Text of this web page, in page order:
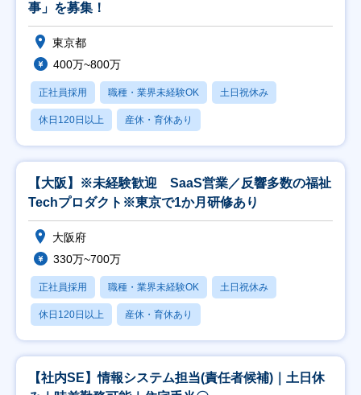
事」を募集！
東京都
400万~800万
正社員採用 職種・業界未経験OK 土日祝休み
休日120日以上 産休・育休あり
【大阪】※未経験歓迎 SaaS営業／反響多数の福祉
Techプロダクト※東京で1か月研修あり
大阪府
330万~700万
正社員採用 職種・業界未経験OK 土日祝休み
休日120日以上 産休・育休あり
【社内SE】情報システム担当(責任者候補)｜土日休